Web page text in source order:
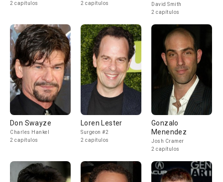
2 capítulos
2 capítulos
David Smith
2 capítulos
Don Swayze
Charles Hankel
2 capítulos
Loren Lester
Surgeon #2
2 capítulos
Gonzalo
Menendez
Josh Cramer
2 capítulos